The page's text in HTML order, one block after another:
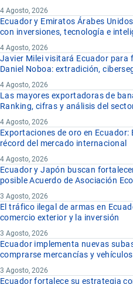
4 Agosto, 2026
Ecuador y Emiratos Árabes
con inversiones, tecnología e
4 Agosto, 2026
Javier Milei visitará Ecuador para
Daniel Noboa: extradición,
4 Agosto, 2026
Las mayores exportadoras de
Ranking, cifras y análisis del
4 Agosto, 2026
Exportaciones de oro en
récord del mercado internacional
4 Agosto, 2026
Ecuador y Japón buscan
posible Acuerdo de Asociación
3 Agosto, 2026
El tráfico ilegal de armas en
comercio exterior y la inversión
3 Agosto, 2026
Ecuador implementa nuevas
comprarse mercancías y
3 Agosto, 2026
Ecuador fortalece su estrategia